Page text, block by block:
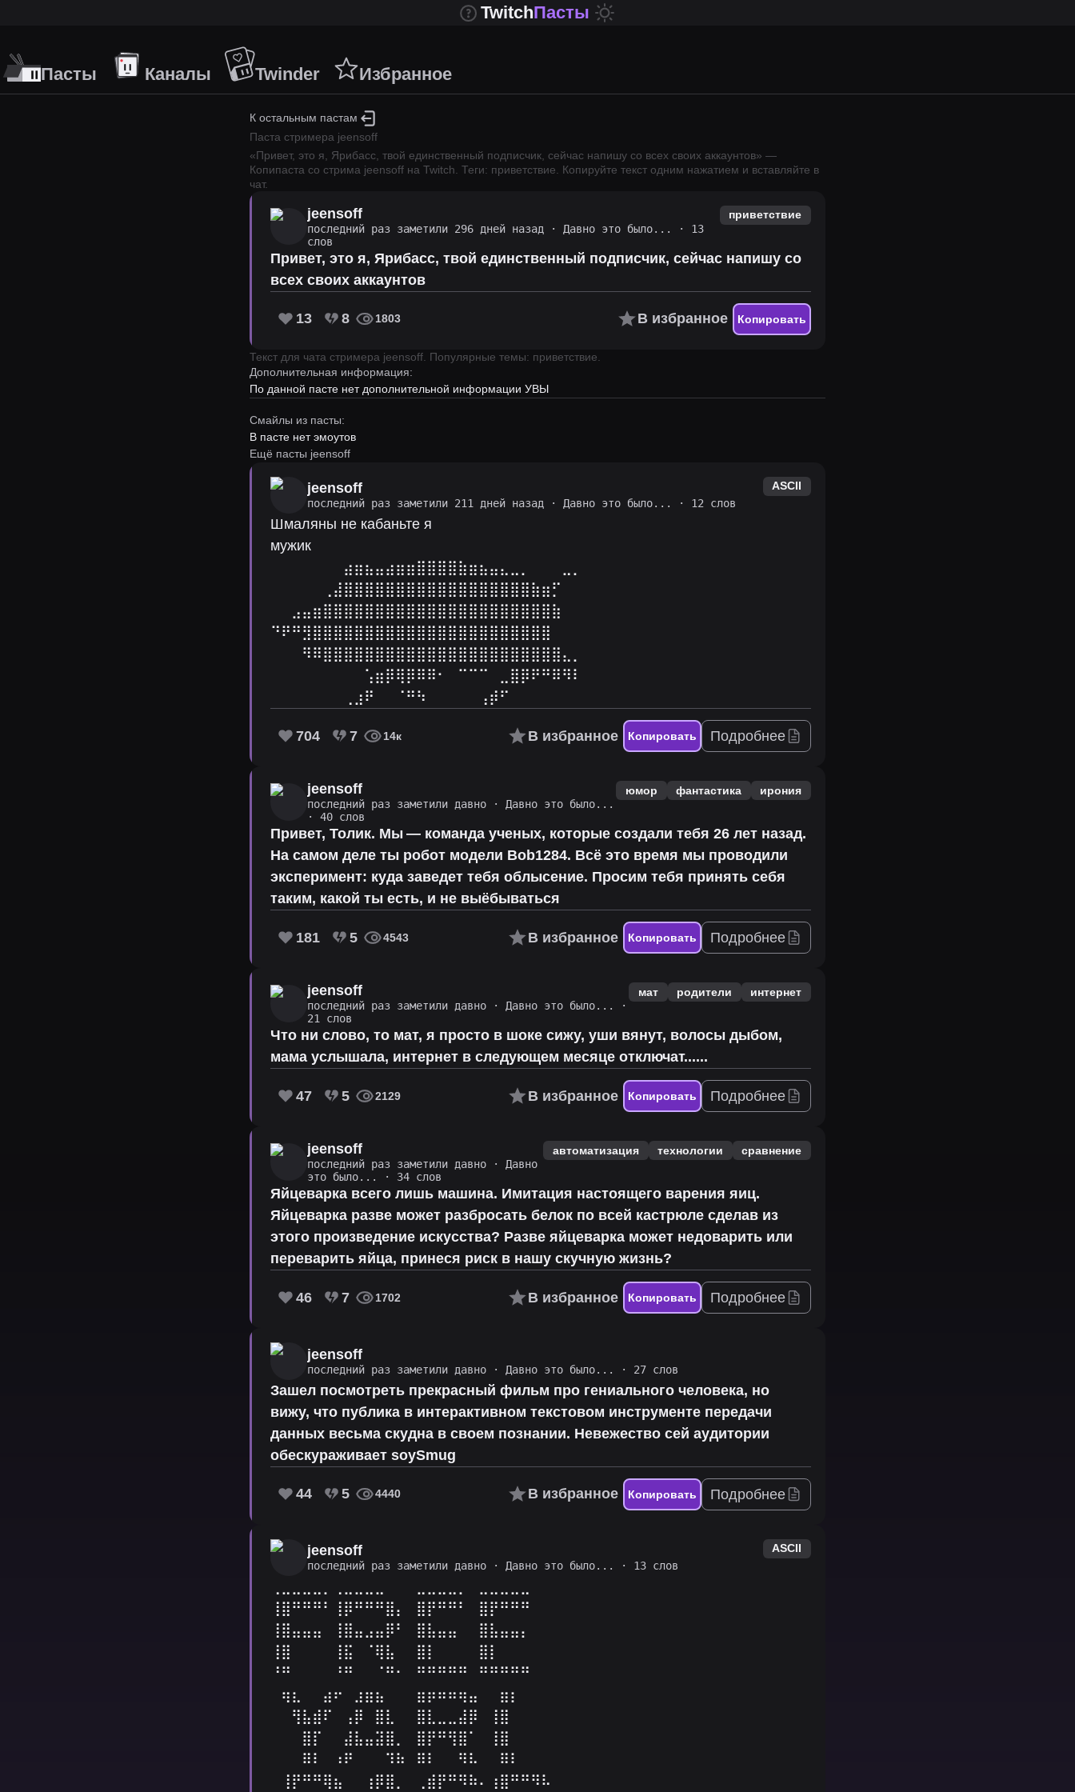
TwitchПасты
Пасты Каналы Twinder Избранное
К остальным пастам
Паста стримера jeensoff
«Привет, это я, Ярибасс, твой единственный подписчик, сейчас напишу со всех своих аккаунтов» —
Копипаста со стрима jeensoff на Twitch. Теги: приветствие.
Копируйте текст одним нажатием и вставляйте в
чат.
jeensoff
последний раз заметили 296 дней назад · Давно это было...
· 13
слов
приветствие
Привет, это я, Ярибасс, твой единственный подписчик, сейчас напишу со
всех своих аккаунтов
13 8 1803 В избранное Копировать
Текст для чата стримера jeensoff Популярные темы: приветствие.
Дополнительная информация:
По данной пасте нет дополнительной информации УВЫ
Смайлы из пасты:
В пасте нет эмоутов
Ещё пасты jeensoff
jeensoff
последний раз заметили 211 дней назад · Давно это было... · 12 слов
ASCII
Шмаляны не кабаньте я
мужик⠀⠀⠀⠀⠀⠀⠀⠀⠀⠀⠀⠀⠀⠀⠀⠀⠀⠀⠀⠀⠀⠀⠀⠀⠀⠀⠀⠀⠀⠀
⠀⠀⠀⠀⠀⠀⠀⣴⣶⣦⣤⣴⣶⣶⣿⣿⣿⣿⣷⣶⣦⣤⣄⣀⡀⠀⠀⠀⣀⡀
⠀⠀⠀⠀⠀⢀⣼⣿⣿⣿⣿⣿⣿⣿⣿⣿⣿⣿⣿⣿⣿⣿⣿⣿⣿⣷⣶⡋⠀⠀
⠀⠀⣠⣤⣶⣿⣿⣿⣿⣿⣿⣿⣿⣿⣿⣿⣿⣿⣿⣿⣿⣿⣿⣿⣿⣿⣿⣷⠀⠀
⠙⠟⠛⣻⣿⣿⣿⣿⣿⣿⣿⣿⣿⣿⣿⣿⣿⣿⣿⣿⣿⣿⣿⣿⣿⣿⣿⠀⠀
⠀⠀⠀⠻⠿⣿⣿⣿⣿⣿⣿⣿⣿⣿⣿⣿⣿⣿⣿⣿⣿⣿⣿⣿⣿⣿⣿⣿⣄⡀
⠀⠀⠀⠀⠀⠀⠀⠀⠀⢡⣶⡿⢿⡿⠿⠿⠂⠀⠉⠉⠉⠀⣀⣿⡿⠟⠛⠿⠻⠇
⠀⠀⠀⠀⠀⠀⠀⢀⣰⠟⠀⠀⠈⠛⠳⠀⠀⠀⠀⠀⢠⡾⠋⠀⠀⠀⠀
704 7 14к В избранное Копировать Подробнее
jeensoff
последний раз заметили давно ·
Давно это было...
· 40 слов
юмор фантастика ирония
Привет, Толик. Мы — команда ученых, которые создали тебя 26 лет назад.
На самом деле ты робот модели Bob1284. Всё это время мы проводили
эксперимент: куда заведет тебя облысение. Просим тебя принять себя
таким, какой ты есть, и не выёбываться
181 5 4543 В избранное Копировать Подробнее
jeensoff
последний раз заметили давно · Давно это было...
·
21 слов
мат родители интернет
Что ни слово, то мат, я просто в шоке сижу, уши вянут, волосы дыбом,
мама услышала, интернет в следующем месяце отключат......
47 5 2129 В избранное Копировать Подробнее
jeensoff
последний раз заметили давно ·
Давно
это было...
· 34 слов
автоматизация технологии сравнение
Яйцеварка всего лишь машина. Имитация настоящего варения яиц.
Яйцеварка разве может разбросать белок по всей кастрюле сделав из
этого произведение искусства? Разве яйцеварка может недоварить или
переварить яйца, принеся риск в нашу скучную жизнь?
46 7 1702 В избранное Копировать Подробнее
jeensoff
последний раз заметили давно · Давно это было... · 27 слов
Зашел посмотреть прекрасный фильм про гениального человека, но
вижу, что публика в интерактивном текстовом инструменте передачи
данных весьма скудна в своем познании. Невежество сей аудитории
обескураживает soySmug
44 5 4440 В избранное Копировать Подробнее
jeensoff
последний раз заметили давно · Давно это было... · 13 слов
ASCII
⢸⣿⠛⠛⠛⠃⢸⡿⠛⠛⠛⣿⡄⠀⣿⡟⠛⠛⠃⠀⣿⡟⠛⠛⠛⠀⠀
⢸⣿⣤⣤⣤⠀⢸⣿⣤⣠⣤⡿⠃⠀⣿⣧⣤⣤⠀⠀⣿⣧⣤⣤⡄⠀⠀
⢸⣿⠀⠀⠀⠀⢸⣯⠀⠈⢿⣧⠀⠀⣿⡇⠀⠀⠀⠀⣿⡇⠀⠀⠀⠀⠀
⠘⠛⠀⠀⠀⠀⠘⠛⠀⠀⠈⠛⠂⠀⠛⠛⠛⠛⠛⠀⠛⠛⠛⠛⠛⠀⠀
⠀⢶⣆⠀⠀⣴⠖⠀⣰⣶⣦⠀⠀⠀⣶⡶⠶⠶⢶⣤⠀⠀⣶⡆⠀⠀⠀
⠀⠀⢻⣧⣾⠏⠀⢠⡿⠀⣿⣇⠀⠀⣿⣇⣀⣀⣼⡿⠀⢸⣿⠀⠀⠀⠀
⠀⠀⠀⣿⡏⠀⠀⣼⣧⣤⣽⣿⡀⠀⣿⡟⠛⢻⣿⠁⠀⢸⣿⠀⠀⠀⠀
⠀⠀⠀⠿⠇⠀⠰⠟⠀⠀⠀⠹⠷⠀⠿⠇⠀⠀⠻⠧⠀⠀⠿⠇⠀⠀⠀⠀⠀⠀
⠀⢸⡟⠛⠛⢿⣦⠀⠀⢰⡿⣿⡀⠀⢀⣾⡟⠛⠻⠷⠄⢰⣿⠛⠛⠻⠧